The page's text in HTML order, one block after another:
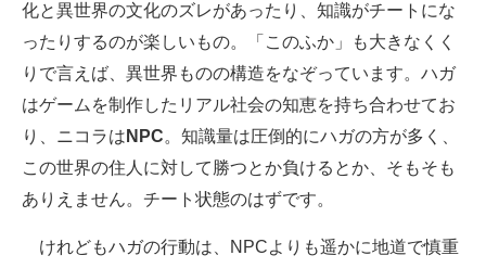
化と異世界の文化のズレがあったり、知識がチートにな
ったりするのが楽しいもの。「このふか」も大きなくく
りで言えば、異世界ものの構造をなぞっています。ハガ
はゲームを制作したリアル社会の知恵を持ち合わせてお
り、ニコラは NPC。知識量は圧倒的にハガの方が多く、
この世界の住人に対して勝つとか負けるとか、そもそも
ありえません。チート状態のはずです。
けれどもハガの行動は、NPCよりも遥かに地道で慎重